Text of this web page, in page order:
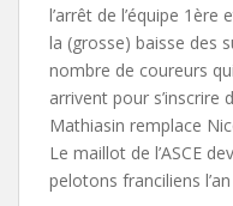
l’arrêt de l’équipe
la (grosse) baisse des
nombre de coureurs
arrivent pour s’inscrire
Mathiasin remplace
Le maillot de l’ASCE
pelotons franciliens